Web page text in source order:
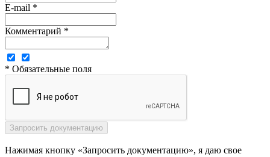
E-mail *
Комментарий *
* Обязательные поля
Нажимая кнопку «Запросить документацию», я даю свое